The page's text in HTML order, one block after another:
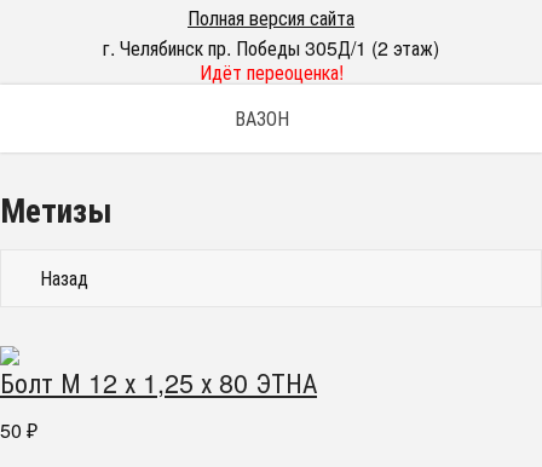
Полная версия сайта
г. Челябинск пр. Победы 305Д/1 (2 этаж)
Идёт переоценка!
ВАЗОН
Метизы
Назад
Болт М 12 х 1,25 х 80 ЭТНА
50 ₽